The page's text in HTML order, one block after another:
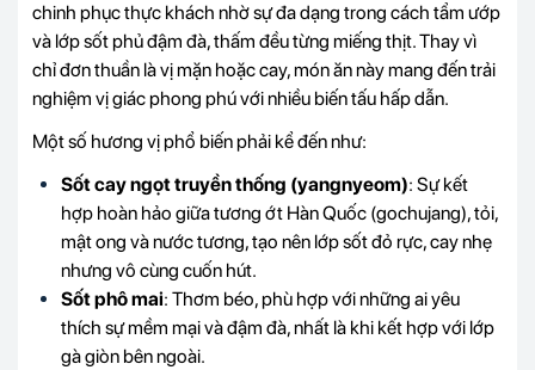
chinh phục thực khách nhờ sự đa dạng trong cách tẩm ướp
và lớp sốt phủ đậm đà, thấm đều từng miếng thịt. Thay vì
chỉ đơn thuần là vị mặn hoặc cay, món ăn này mang đến trải
nghiệm vị giác phong phú với nhiều biến tấu hấp dẫn.
Một số hương vị phổ biến phải kể đến như:
Sốt cay ngọt truyền thống (yangnyeom): Sự kết
hợp hoàn hảo giữa tương ớt Hàn Quốc (gochujang), tỏi,
mật ong và nước tương, tạo nên lớp sốt đỏ rực, cay nhẹ
nhưng vô cùng cuốn hút.
Sốt phô mai: Thơm béo, phù hợp với những ai yêu
thích sự mềm mại và đậm đà, nhất là khi kết hợp với lớp
gà giòn bên ngoài.